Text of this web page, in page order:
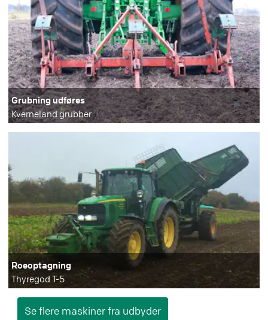
Grubning udføres
Kverneland grubber
Roeoptagning
Thyregod T-5